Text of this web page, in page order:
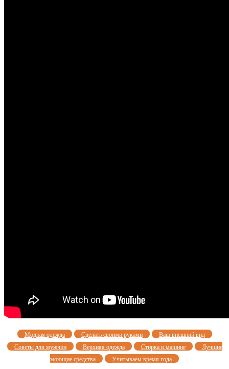
Модная одежда Сделать своими руками
Ваш внешний вид
Советы для мужчин
Верхняя одежда Стирка в машине
Лучшие
моющие средства
Учитываем время года